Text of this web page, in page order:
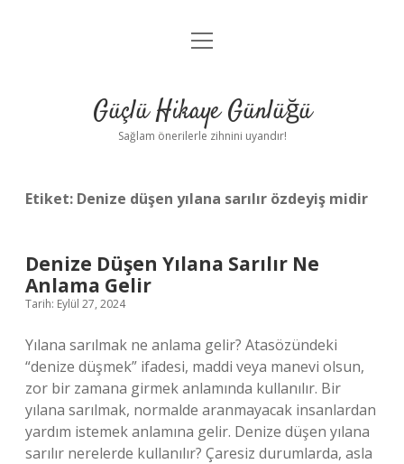
Anasayfa
Yasal Uyarı
menüyü
Güçlü Hikaye Günlüğü
Sağlam önerilerle zihnini uyandır!
Etiket: Denize düşen yılana sarılır özdeyiş midir
Denize Düşen Yılana Sarılır Ne
Anlama Gelir
Tarih: Eylül 27, 2024
Yılana sarılmak ne anlama gelir? Atasözündeki
“denize düşmek” ifadesi, maddi veya manevi olsun,
zor bir zamana girmek anlamında kullanılır. Bir
yılana sarılmak, normalde aranmayacak insanlardan
yardım istemek anlamına gelir. Denize düşen yılana
sarılır nerelerde kullanılır? Çaresiz durumlarda, asla